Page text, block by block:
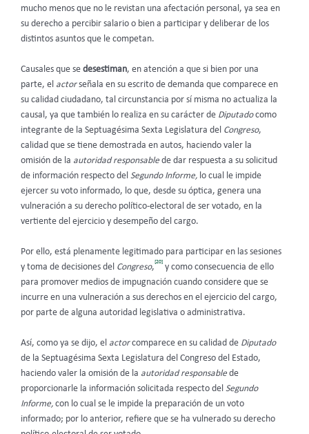
mucho menos que no le revistan una afectación personal, ya sea en
su derecho a percibir salario o bien a participar y deliberar de los
distintos asuntos que le competan.
Causales que se desestiman, en atención a que si bien por una
parte, el actorseñala en su escrito de demanda que comparece en
su calidad ciudadano, tal circunstancia por sí misma no actualiza la
causal, ya que también lo realiza en su carácter de Diputadocomo
integrante de la Septuagésima Sexta Legislatura del Congreso,
calidad que se tiene demostrada en autos, haciendo valer la
omisión de la autoridad responsablede dar respuesta a su solicitud
de información respecto del Segundo Informe, lo cual le impide
ejercer su voto informado, lo que, desde su óptica, genera una
vulneración a su derecho político-electoral de ser votado, en la
vertiente del ejercicio y desempeño del cargo.
Por ello, está plenamente legitimado para participar en las sesiones
y toma de decisiones del Congreso,
[20]
y como consecuencia de ello
para promover medios de impugnación cuando considere que se
incurre en una vulneración a sus derechos en el ejercicio del cargo,
por parte de alguna autoridad legislativa o administrativa.
Así, como ya se dijo, el actorcomparece en su calidad de Diputado
de la Septuagésima Sexta Legislatura del Congreso del Estado,
haciendo valer la omisión de la autoridad responsablede
proporcionarle la información solicitada respecto del Segundo
Informe, con lo cual se le impide la preparación de un voto
informado; por lo anterior, refiere que se ha vulnerado su derecho